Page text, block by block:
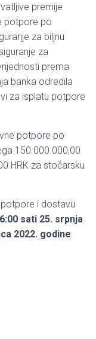
premije
potpore po
za biljnu
za
prema
banka odredila
za isplatu potpore
potpore po
150.000.000,00
HRK za stočarsku
i dostavu
sati 25. srpnja
2022. godine